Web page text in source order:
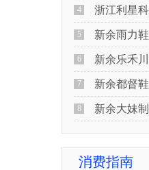
4 浙江利星科技
5 新余雨力鞋
6 新余乐禾川贸
7 新余都督鞋
8 新余大妹制鞋
消费指南